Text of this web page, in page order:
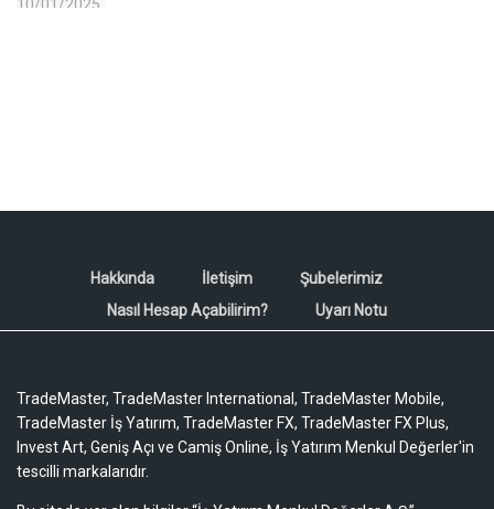
Hakkında İletişim
Şubelerimiz
Nasıl Hesap Açabilirim?
Uyarı Notu
TradeMaster, TradeMaster International, TradeMaster Mobile,
TradeMaster İş Yatırım, TradeMaster FX, TradeMaster FX Plus,
Invest Art, Geniş Açı ve Camiş Online, İş Yatırım Menkul Değerler'in
tescilli markalarıdır.